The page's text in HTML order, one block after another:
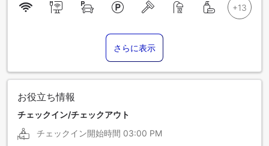
さらに表示
お役立ち情報
チェックイン/チェックアウト
チェックイン開始時間 03:00 PM